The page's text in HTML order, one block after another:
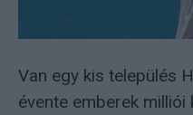
Van egy kis település
évente emberek